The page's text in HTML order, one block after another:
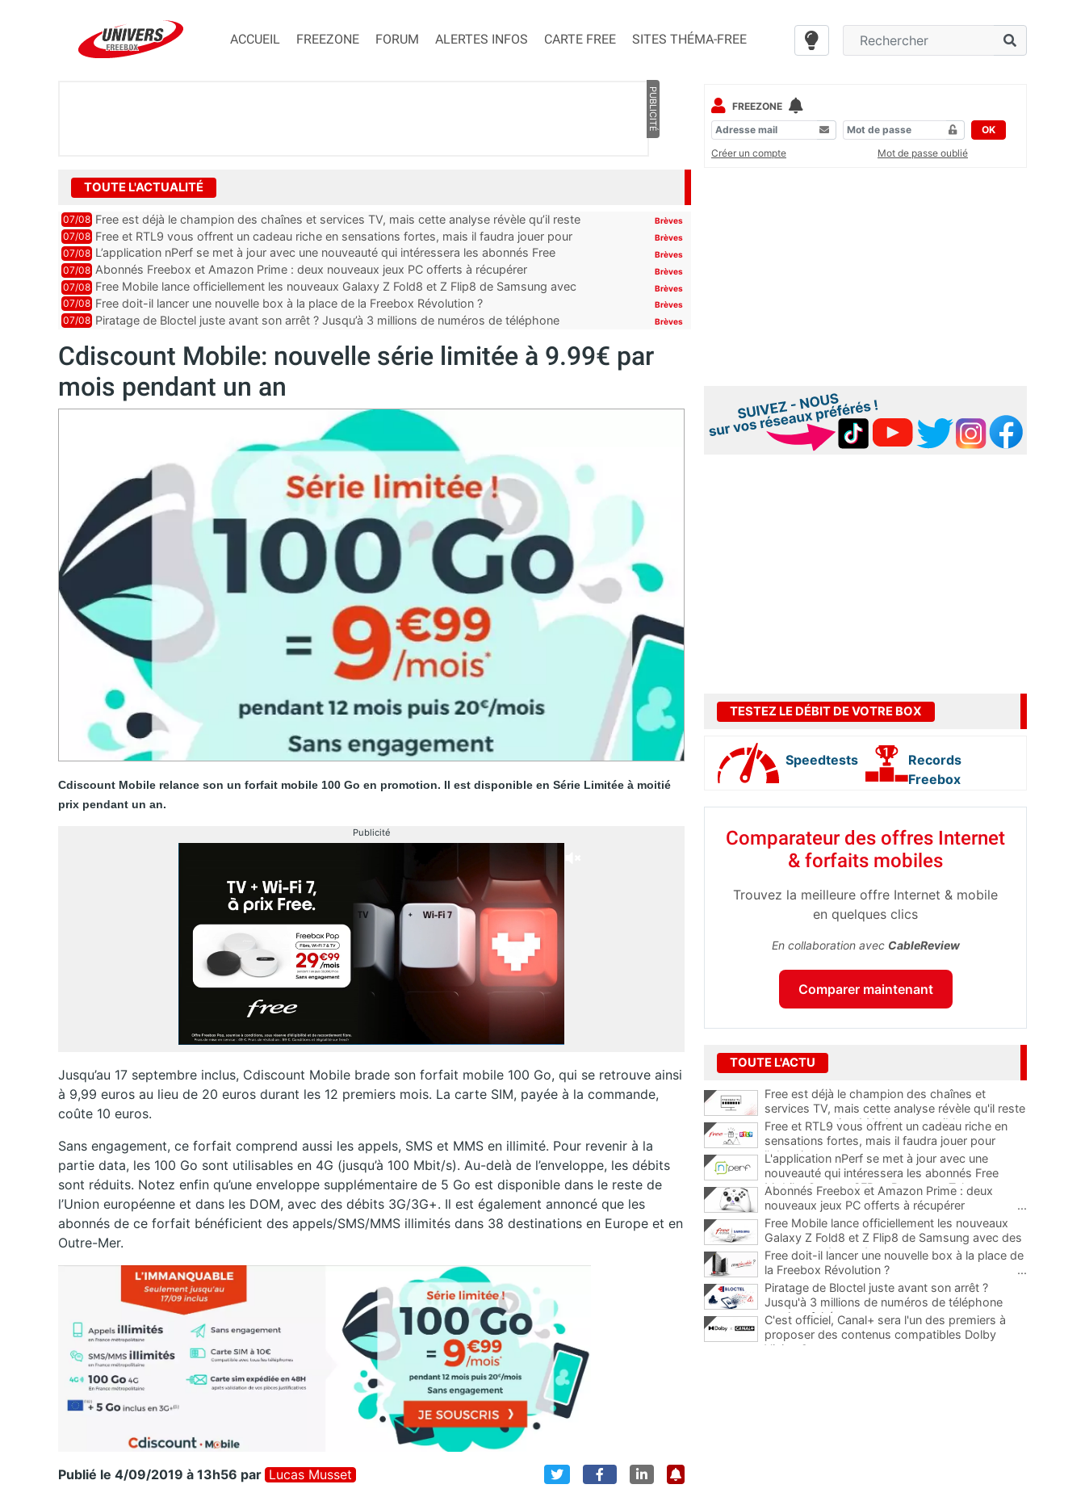
ACCUEIL FREEZONE FORUM ALERTES INFOS CARTE FREE SITES THÉMA-FREE
PUBLICITÉ
TOUTE L'ACTUALITÉ
07/08 Free est déjà le champion des chaînes et services TV, mais cette analyse révèle qu’il reste
encore au moin...
Brèves
07/08 Free et RTL9 vous offrent un cadeau riche en sensations fortes, mais il faudra jouer pour
l’obtenir
Brèves
07/08 L’application nPerf se met à jour avec une nouveauté qui intéressera les abonnés Free
Mobile, Orange, SFR ...
Brèves
07/08 Abonnés Freebox et Amazon Prime : deux nouveaux jeux PC offerts à récupérer Brèves
07/08 Free Mobile lance officiellement les nouveaux Galaxy Z Fold8 et Z Flip8 de Samsung avec
des promos et des cadeaux
Brèves
07/08 Free doit-il lancer une nouvelle box à la place de la Freebox Révolution ? Brèves
07/08 Piratage de Bloctel juste avant son arrêt ? Jusqu’à 3 millions de numéros de téléphone
Brèves
Cdiscount Mobile: nouvelle série limitée à 9.99€ par
mois pendant un an
Cdiscount Mobile relance son un forfait mobile 100 Go en promotion. Il est disponible en Série Limitée à moitié
prix pendant un an.
Publicité
Jusqu’au 17 septembre inclus, Cdiscount Mobile brade son forfait mobile 100 Go, qui se retrouve ainsi
à 9,99 euros au lieu de 20 euros durant les 12 premiers mois. La carte SIM, payée à la commande,
coûte 10 euros.
Sans engagement, ce forfait comprend aussi les appels, SMS et MMS en illimité. Pour revenir à la
partie data, les 100 Go sont utilisables en 4G (jusqu’à 100 Mbit/s). Au-delà de l’enveloppe, les débits
sont réduits. Notez enfin qu’une enveloppe supplémentaire de 5 Go est disponible dans le reste de
l’Union européenne et dans les DOM, avec des débits 3G/3G+. Il est également annoncé que les
abonnés de ce forfait bénéficient des appels/SMS/MMS illimités dans 38 destinations en Europe et en
Outre-Mer.
Publié le 4/09/2019 à 13h56 par Lucas Musset
FREEZONE
OK
Créer un compte
Mot de passe oublié
TESTEZ LE DÉBIT DE VOTRE BOX
Speedtests
Records
Freebox
Comparateur des offres Internet
& forfaits mobiles
Trouvez la meilleure offre Internet & mobile
en quelques clics
En collaboration avec CableReview
Comparer maintenant
TOUTE L'ACTU
Free est déjà le champion des chaînes et
services TV, mais cette analyse révèle qu'il reste
encore au moins 141 ajouts possibles
Free et RTL9 vous offrent un cadeau riche en
sensations fortes, mais il faudra jouer pour
l'obtenir
L'application nPerf se met à jour avec une
nouveauté qui intéressera les abonnés Free
Mobile, Orange, SFR et Bouygues Telecom
Abonnés Freebox et Amazon Prime : deux
nouveaux jeux PC offerts à récupérer
...
Free Mobile lance officiellement les nouveaux
Galaxy Z Fold8 et Z Flip8 de Samsung avec des
promos et des cadeaux
...
Free doit-il lancer une nouvelle box à la place de
la Freebox Révolution ?
...
Piratage de Bloctel juste avant son arrêt ?
Jusqu'à 3 millions de numéros de téléphone
auraient fuité
C'est officiel, Canal+ sera l'un des premiers à
proposer des contenus compatibles Dolby
Vision 2